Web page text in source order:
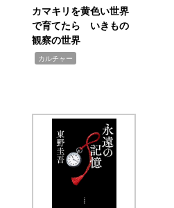
カマキリを黄色い世界
で育てたら いきもの
観察の世界
カルチャー